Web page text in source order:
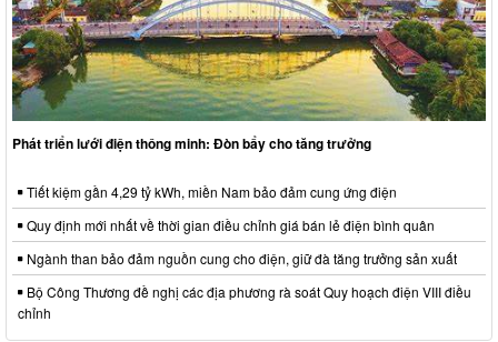
Phát triển lưới điện thông minh: Đòn bẩy cho tăng trưởng
Tiết kiệm gần 4,29 tỷ kWh, miền Nam bảo đảm cung ứng điện
Quy định mới nhất về thời gian điều chỉnh giá bán lẻ điện bình quân
Ngành than bảo đảm nguồn cung cho điện, giữ đà tăng trưởng sản xuất
Bộ Công Thương đề nghị các địa phương rà soát Quy hoạch điện VIII điều
chỉnh